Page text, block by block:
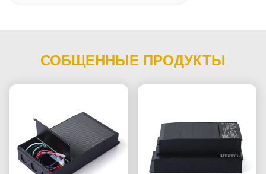
СОБЩЕННЫЕ ПРОДУКТЫ